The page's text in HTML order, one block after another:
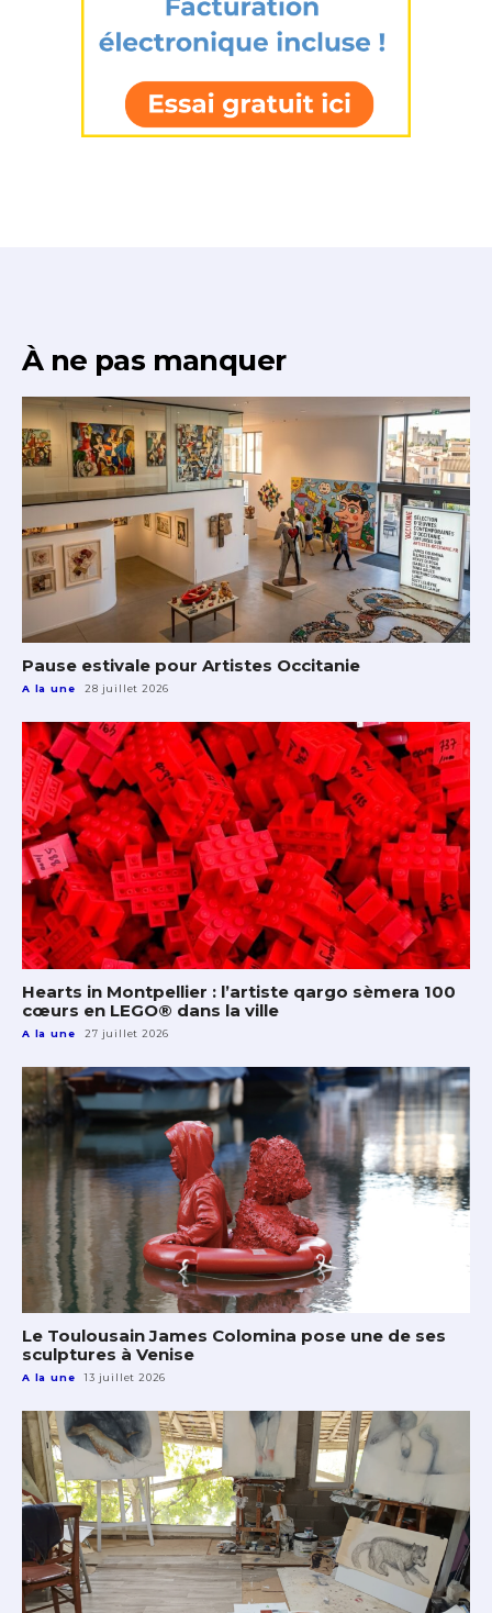
À ne pas manquer
Pause estivale pour Artistes Occitanie
A la une 28 juillet 2026
Hearts in Montpellier : l’artiste qargo sèmera 100
cœurs en LEGO® dans la ville
A la une 27 juillet 2026
Le Toulousain James Colomina pose une de ses
sculptures à Venise
A la une 13 juillet 2026